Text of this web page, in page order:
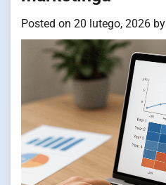
Posted on 20 lutego, 2026 by